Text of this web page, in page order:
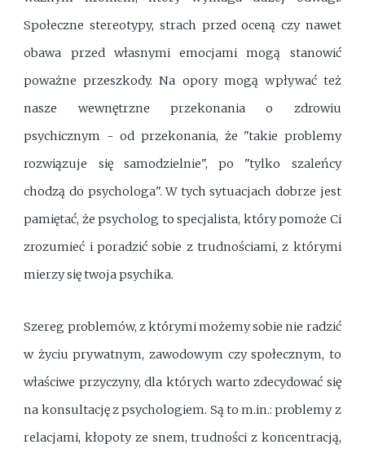
Społeczne stereotypy, strach przed oceną czy nawet
obawa przed własnymi emocjami mogą stanowić
poważne przeszkody. Na opory mogą wpływać też
nasze wewnętrzne przekonania o zdrowiu
psychicznym - od przekonania, że "takie problemy
rozwiązuje się samodzielnie", po "tylko szaleńcy
chodzą do psychologa". W tych sytuacjach dobrze jest
pamiętać, że psycholog to specjalista, który pomoże Ci
zrozumieć i poradzić sobie z trudnościami, z którymi
mierzy się twoja psychika.
Szereg problemów, z którymi możemy sobie nie radzić
w życiu prywatnym, zawodowym czy społecznym, to
właściwe przyczyny, dla których warto zdecydować się
na konsultację z psychologiem. Są to m.in.: problemy z
relacjami, kłopoty ze snem, trudności z koncentracją,